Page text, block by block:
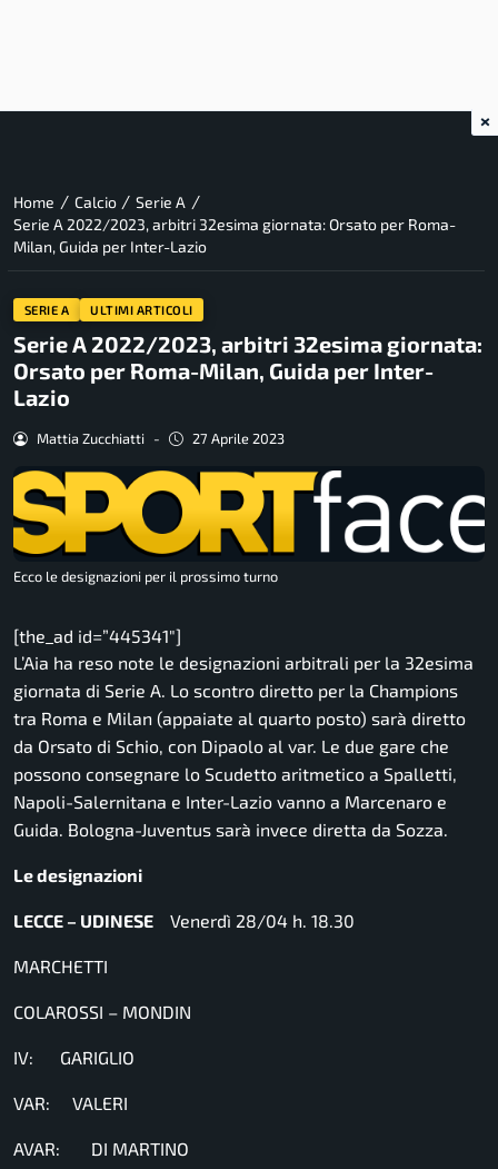
Home / Calcio / Serie A /
Serie A 2022/2023, arbitri 32esima giornata: Orsato per Roma-
Milan, Guida per Inter-Lazio
SERIE A ULTIMI ARTICOLI
Serie A 2022/2023, arbitri 32esima giornata:
Orsato per Roma-Milan, Guida per Inter-
Lazio
Mattia Zucchiatti - 27 Aprile 2023
Ecco le designazioni per il prossimo turno
[the_ad id=”445341″]
L’Aia ha reso note le designazioni arbitrali per la 32esima
giornata di Serie A. Lo scontro diretto per la Champions
tra Roma e Milan (appaiate al quarto posto) sarà diretto
da Orsato di Schio, con Dipaolo al var. Le due gare che
possono consegnare lo Scudetto aritmetico a Spalletti,
Napoli-Salernitana e Inter-Lazio vanno a Marcenaro e
Guida. Bologna-Juventus sarà invece diretta da Sozza.
Le designazioni
LECCE – UDINESE Venerdì 28/04 h. 18.30
MARCHETTI
COLAROSSI – MONDIN
IV: GARIGLIO
VAR: VALERI
AVAR: DI MARTINO
×